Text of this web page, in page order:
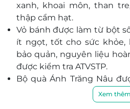
xanh, khoai môn, than
thập cẩm hạt.
Vỏ bánh được làm từ bột
ít ngọt, tốt cho sức khỏe,
bảo quản, nguyên liệu
được kiểm tra ATVSTP.
Bộ quà Ánh Trăng Nâu
trọng, lịch sự thích hợp
và bạn bè, đối tác khách
Xem thêm